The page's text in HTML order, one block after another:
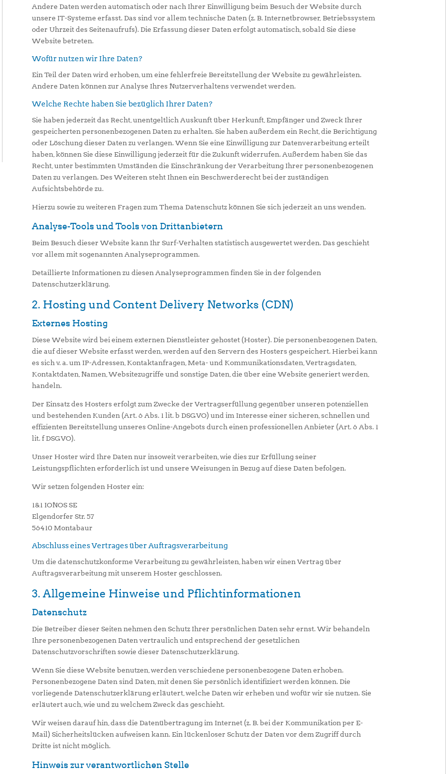
Andere Daten werden automatisch oder nach Ihrer Einwilligung beim Besuch der Website durch
unsere IT-Systeme erfasst. Das sind vor allem technische Daten (z. B. Internetbrowser, Betriebssystem
oder Uhrzeit des Seitenaufrufs). Die Erfassung dieser Daten erfolgt automatisch, sobald Sie diese
Website betreten.
Wofür nutzen wir Ihre Daten?
Ein Teil der Daten wird erhoben, um eine fehlerfreie Bereitstellung der Website zu gewährleisten.
Andere Daten können zur Analyse Ihres Nutzerverhaltens verwendet werden.
Welche Rechte haben Sie bezüglich Ihrer Daten?
Sie haben jederzeit das Recht, unentgeltlich Auskunft über Herkunft, Empfänger und Zweck Ihrer
gespeicherten personenbezogenen Daten zu erhalten. Sie haben außerdem ein Recht, die Berichtigung
oder Löschung dieser Daten zu verlangen. Wenn Sie eine Einwilligung zur Datenverarbeitung erteilt
haben, können Sie diese Einwilligung jederzeit für die Zukunft widerrufen. Außerdem haben Sie das
Recht, unter bestimmten Umständen die Einschränkung der Verarbeitung Ihrer personenbezogenen
Daten zu verlangen. Des Weiteren steht Ihnen ein Beschwerderecht bei der zuständigen
Aufsichtsbehörde zu.
Hierzu sowie zu weiteren Fragen zum Thema Datenschutz können Sie sich jederzeit an uns wenden.
Analyse-Tools und Tools von Dritt­anbietern
Beim Besuch dieser Website kann Ihr Surf-Verhalten statistisch ausgewertet werden. Das geschieht
vor allem mit sogenannten Analyseprogrammen.
Detaillierte Informationen zu diesen Analyseprogrammen finden Sie in der folgenden
Datenschutzerklärung.
2. Hosting und Content Delivery Networks (CDN)
Externes Hosting
Diese Website wird bei einem externen Dienstleister gehostet (Hoster). Die personenbezogenen Daten,
die auf dieser Website erfasst werden, werden auf den Servern des Hosters gespeichert. Hierbei kann
es sich v. a. um IP-Adressen, Kontaktanfragen, Meta- und Kommunikationsdaten, Vertragsdaten,
Kontaktdaten, Namen, Websitezugriffe und sonstige Daten, die über eine Website generiert werden,
handeln.
Der Einsatz des Hosters erfolgt zum Zwecke der Vertragserfüllung gegenüber unseren potenziellen
und bestehenden Kunden (Art. 6 Abs. 1 lit. b DSGVO) und im Interesse einer sicheren, schnellen und
effizienten Bereitstellung unseres Online-Angebots durch einen professionellen Anbieter (Art. 6 Abs. 1
lit. f DSGVO).
Unser Hoster wird Ihre Daten nur insoweit verarbeiten, wie dies zur Erfüllung seiner
Leistungspflichten erforderlich ist und unsere Weisungen in Bezug auf diese Daten befolgen.
Wir setzen folgenden Hoster ein:
1&1 IONOS SE
Elgendorfer Str. 57
56410 Montabaur
Abschluss eines Vertrages über Auftragsverarbeitung
Um die datenschutzkonforme Verarbeitung zu gewährleisten, haben wir einen Vertrag über
Auftragsverarbeitung mit unserem Hoster geschlossen.
3. Allgemeine Hinweise und Pflicht­informationen
Datenschutz
Die Betreiber dieser Seiten nehmen den Schutz Ihrer persönlichen Daten sehr ernst. Wir behandeln
Ihre personenbezogenen Daten vertraulich und entsprechend der gesetzlichen
Datenschutzvorschriften sowie dieser Datenschutzerklärung.
Wenn Sie diese Website benutzen, werden verschiedene personenbezogene Daten erhoben.
Personenbezogene Daten sind Daten, mit denen Sie persönlich identifiziert werden können. Die
vorliegende Datenschutzerklärung erläutert, welche Daten wir erheben und wofür wir sie nutzen. Sie
erläutert auch, wie und zu welchem Zweck das geschieht.
Wir weisen darauf hin, dass die Datenübertragung im Internet (z. B. bei der Kommunikation per E-
Mail) Sicherheitslücken aufweisen kann. Ein lückenloser Schutz der Daten vor dem Zugriff durch
Dritte ist nicht möglich.
Hinweis zur verantwortlichen Stelle